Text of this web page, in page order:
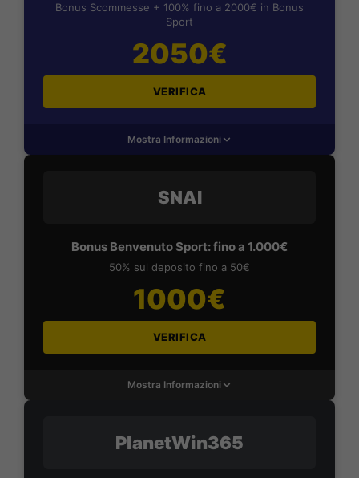
Bonus Scommesse + 100% fino a 2000€ in Bonus
Sport
2050€
VERIFICA
Mostra Informazioni
SNAI
Bonus Benvenuto Sport: fino a 1.000€
50% sul deposito fino a 50€
1000€
VERIFICA
Mostra Informazioni
PlanetWin365